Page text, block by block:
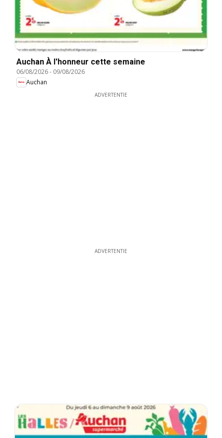
Auchan À l'honneur cette semaine
06/08/2026- 09/08/2026
Auchan
ADVERTENTIE
ADVERTENTIE